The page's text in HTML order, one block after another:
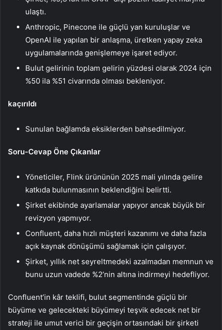
ulaştı.
Anthropic, Pinecone ile güçlü yan kuruluşlar ve
OpenAI ile yapılan bir anlaşma, üretken yapay zeka
uygulamalarında genişlemeye işaret ediyor.
Bulut gelirinin toplam gelirin yüzdesi olarak 2024 için
%50 ila %51 civarında olması bekleniyor.
kaçırıldı
Sunulan bağlamda eksiklerden bahsedilmiyor.
Soru-Cevap Öne Çıkanlar
Yöneticiler, Flink ürününün 2025 mali yılında gelire
katkıda bulunmasının beklendiğini belirtti.
Şirket ekibinde ayarlamalar yapıyor ancak büyük bir
revizyon yapmıyor.
Confluent, daha hızlı müşteri kazanımı ve daha fazla
açık kaynak dönüşümü sağlamak için çalışıyor.
Şirket, yıllık net seyreltmedeki azalmadan memnun ve
bunu uzun vadede %2’nin altına indirmeyi hedefliyor.
Confluent’in kâr teklifi, bulut segmentinde güçlü bir
büyüme ve gelecekteki büyümeyi teşvik edecek net bir
strateji ile umut verici bir geçişin ortasındaki bir şirketi